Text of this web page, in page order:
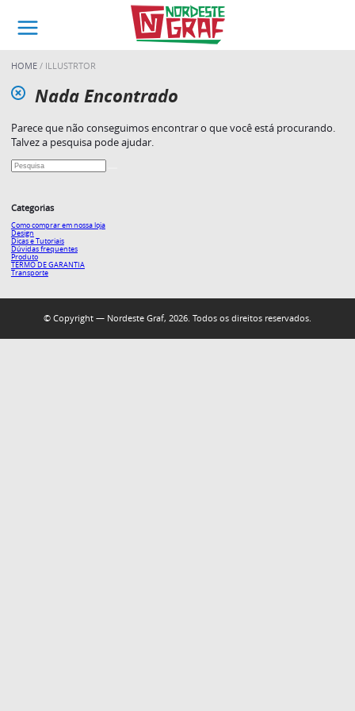
HOME ILLUSTRTOR
Nada Encontrado
Parece que não conseguimos encontrar o que você está procurando.
Talvez a pesquisa pode ajudar.
Categorias
Como comprar em nossa loja
Design
Dicas e Tutoriais
Dúvidas frequentes
Produto
TERMO DE GARANTIA
Transporte
© Copyright — Nordeste Graf, 2026. Todos os direitos reservados.